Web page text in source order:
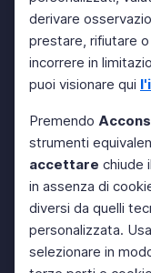
derivare
prestare, rifiutare
incorrere in
puoi visionare qui
Premendo
strumenti
accettare chiude
in assenza di
diversi da quelli
personalizzata.
selezionare in